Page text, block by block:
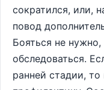
сократился, или,
повод
Бояться не
обследоваться.
ранней стадии,